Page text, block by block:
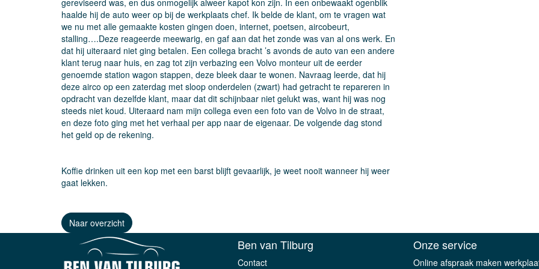
gereviseerd was, en dus onmogelijk alweer kapot kon zijn. In een onbewaakt ogenblik
haalde hij de auto weer op bij de werkplaats chef. Ik belde de klant, om te vragen wat
we nu met alle gemaakte kosten gingen doen, internet, poetsen, aircobeurt,
stalling….Deze reageerde meewarig, en gaf aan dat het zonde was van al ons werk. En
dat hij uiteraard niet ging betalen. Een collega bracht ’s avonds de auto van een andere
klant terug naar huis, en zag tot zijn verbazing een Volvo monteur uit de eerder
genoemde station wagon stappen, deze bleek daar te wonen. Navraag leerde, dat hij
deze airco op een zaterdag met sloop onderdelen (zwart) had getracht te repareren in
opdracht van dezelfde klant, maar dat dit schijnbaar niet gelukt was, want hij was nog
steeds niet koud. Uiteraard nam mijn collega even een foto van de Volvo in de straat,
en deze foto ging met het verhaal per app naar de eigenaar. De volgende dag stond
het geld op de rekening.
Koffie drinken uit een kop met een barst blijft gevaarlijk, je weet nooit wanneer hij weer
gaat lekken.
Naar overzicht
Ben van Tilburg
Contact
Onze service
Online afspraak maken